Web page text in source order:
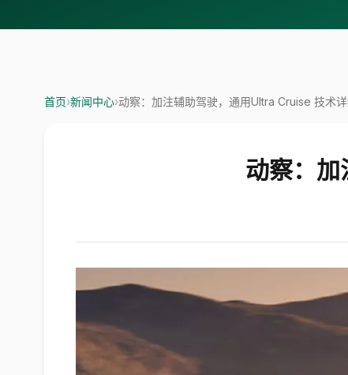
首页›新闻中心›动察：加注辅助驾驶，通用Ultra Cruise 技术
动察：